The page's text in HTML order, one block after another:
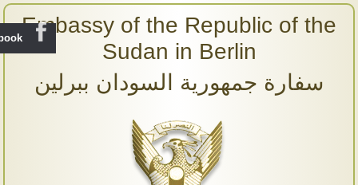
Embassy of the Republic of the
Sudan in Berlin
سفارة جمهورية السودان ببرلين